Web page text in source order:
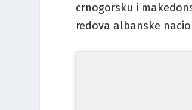
crnogorsku i
redova albanske